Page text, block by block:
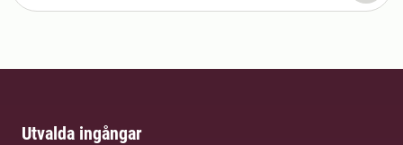
Utvalda ingångar